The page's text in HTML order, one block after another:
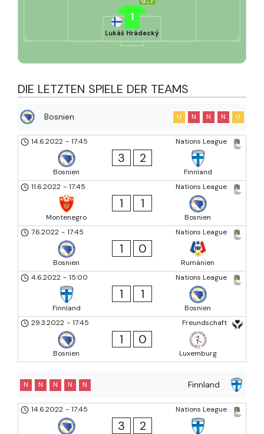
1
Lukáš Hrádecký
DIE LETZTEN SPIELE DER TEAMS
Bosnien U N N N U
Nations League
14.6.2022 - 17:45
Bosnien
3 2
Finnland
Nations League
11.6.2022 - 17:45
Montenegro
1 1
Bosnien
Nations League
7.6.2022 - 17:45
Bosnien
1 0
Rumänien
Nations League
4.6.2022 - 15:00
Finnland
1 1
Bosnien
Freundschaft
29.3.2022 - 17:45
Bosnien
1 0
Luxemburg
Finnland
N N N N N
Nations League
14.6.2022 - 17:45
3 2